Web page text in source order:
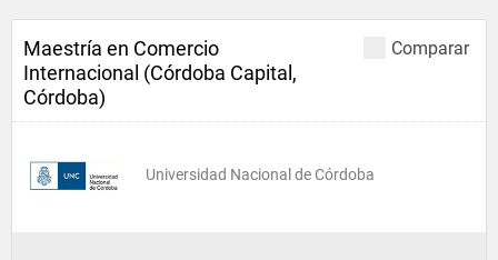
Comparar
Maestría en Comercio
Internacional (Córdoba Capital,
Córdoba)
Universidad Nacional de Córdoba